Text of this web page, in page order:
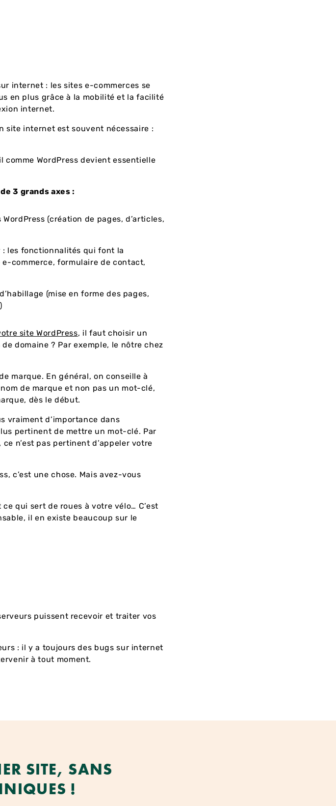
internet : les sites e-commerces se
en plus grâce à la mobilité et la facilité
internet.
site internet est souvent nécessaire :
WordPress devient essentielle
3 grands axes :
(création de pages, d’articles,
les fonctionnalités qui font la
commerce, formulaire de contact,
(mise en forme des pages,
site WordPress, il faut choisir un
domaine ? Par exemple, le nôtre chez
marque. En général, on conseille à
de marque et non pas un mot-clé,
dès le début.
vraiment d’importance dans
pertinent de mettre un mot-clé. Par
n’est pas pertinent d’appeler votre
c’est une chose. Mais avez-vous
ce qui sert de roues à votre vélo… C’est
il en existe beaucoup sur le
puissent recevoir et traiter vos
: il y a toujours des bugs sur internet
à tout moment.
SITE, SANS
!